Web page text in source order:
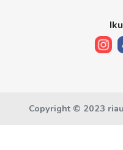
Copyright © 2023